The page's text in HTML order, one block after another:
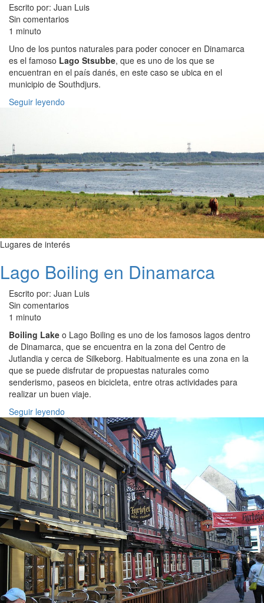
Escrito por: Juan Luis
Sin comentarios
1 minuto
Uno de los puntos naturales para poder conocer en Dinamarca
es el famoso Lago Stsubbe, que es uno de los que se
encuentran en el país danés, en este caso se ubica en el
municipio de Southdjurs.
Seguir leyendo
Lugares de interés
Lago Boiling en Dinamarca
Escrito por: Juan Luis
Sin comentarios
1 minuto
Boiling Lake o Lago Boiling es uno de los famosos lagos dentro
de Dinamarca, que se encuentra en la zona del Centro de
Jutlandia y cerca de Silkeborg. Habitualmente es una zona en la
que se puede disfrutar de propuestas naturales como
senderismo, paseos en bicicleta, entre otras actividades para
realizar un buen viaje.
Seguir leyendo